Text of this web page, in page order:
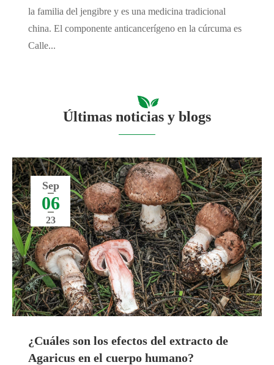
la familia del jengibre y es una medicina tradicional
china. El componente anticancerígeno en la cúrcuma es
Calle...
Últimas noticias y blogs
Sep
06
23
¿Cuáles son los efectos del extracto de
Agaricus en el cuerpo humano?